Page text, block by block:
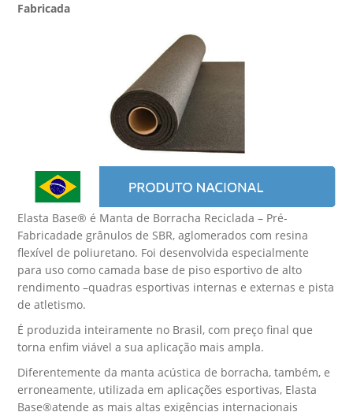
Fabricada
Elasta Base® é Manta de Borracha Reciclada – Pré-
Fabricadade grânulos de SBR, aglomerados com resina
flexível de poliuretano. Foi desenvolvida especialmente
para uso como camada base de piso esportivo de alto
rendimento –quadras esportivas internas e externas e pista
de atletismo.
É produzida inteiramente no Brasil, com preço final que
torna enfim viável a sua aplicação mais ampla.
Diferentemente da manta acústica de borracha, também, e
erroneamente, utilizada em aplicações esportivas, Elasta
Base®atende as mais altas exigências internacionais